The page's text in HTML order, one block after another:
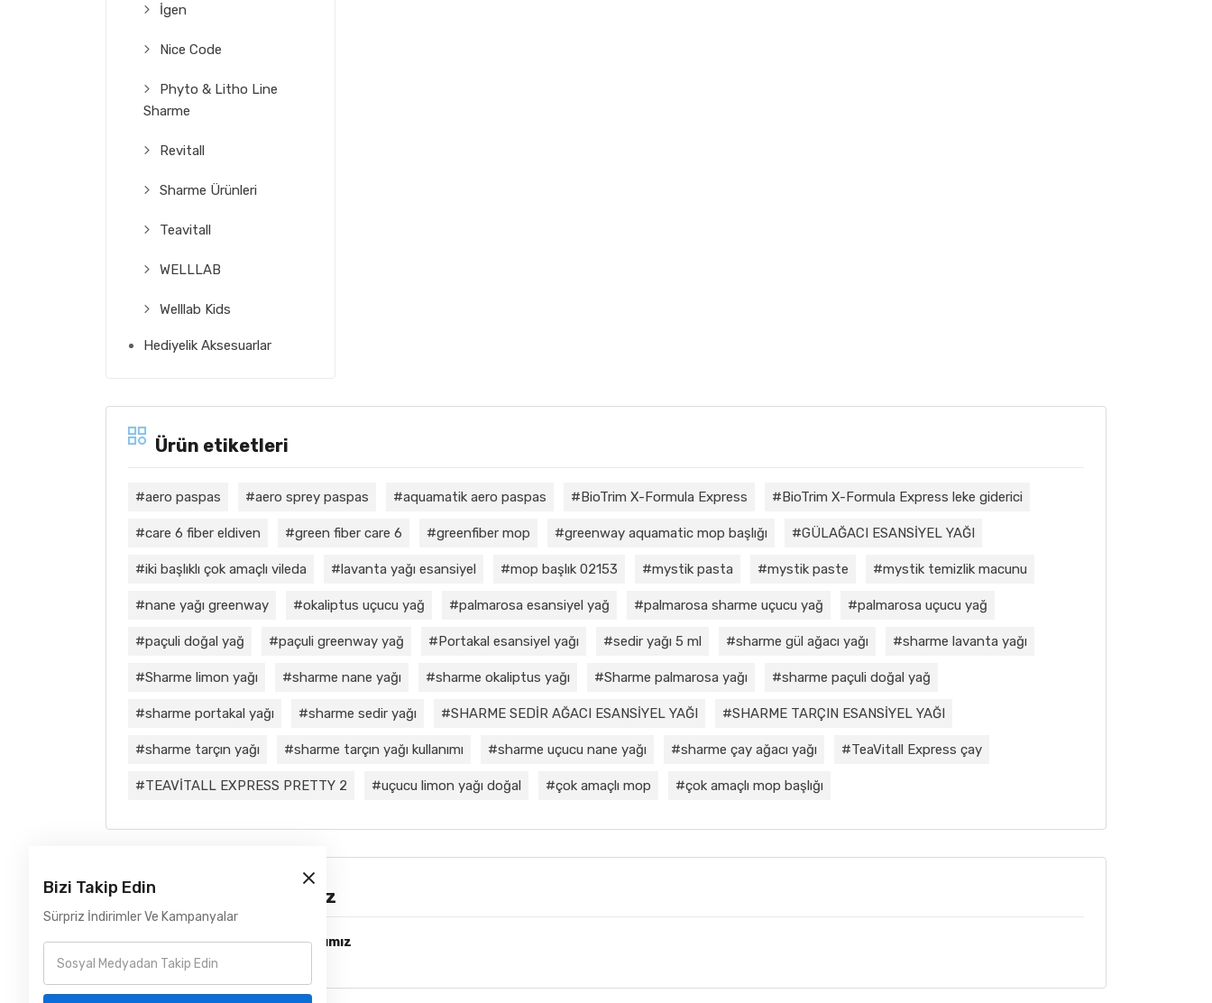
İgen
Nice Code
Phyto & Litho Line
Sharme
Revitall
Sharme Ürünleri
Teavitall
WELLLAB
Welllab Kids
Hediyelik Aksesuarlar
Bizi Takip Edin
Sürpriz İndirimler Ve Kampanyalar
Ürün etiketleri
aero paspas aero sprey paspas aquamatik aero paspas BioTrim X-Formula Express BioTrim X-Formula Express leke giderici
care 6 fiber eldiven green fiber care 6 greenfiber mop greenway aquamatic mop başlığı GÜLAĞACI ESANSİYEL YAĞI
iki başlıklı çok amaçlı vileda lavanta yağı esansiyel mop başlık 02153 mystik pasta mystik paste mystik temizlik macunu
nane yağı greenway okaliptus uçucu yağ palmarosa esansiyel yağ palmarosa sharme uçucu yağ palmarosa uçucu yağ
paçuli doğal yağ paçuli greenway yağ Portakal esansiyel yağı sedir yağı 5 ml sharme gül ağacı yağı sharme lavanta yağı
Sharme limon yağı sharme nane yağı sharme okaliptus yağı Sharme palmarosa yağı sharme paçuli doğal yağ
sharme portakal yağı sharme sedir yağı SHARME SEDİR AĞACI ESANSİYEL YAĞI SHARME TARÇIN ESANSİYEL YAĞI
sharme tarçın yağı sharme tarçın yağı kullanımı sharme uçucu nane yağı sharme çay ağacı yağı TeaVitall Express çay
TEAVİTALL EXPRESS PRETTY 2 uçucu limon yağı doğal çok amaçlı mop çok amaçlı mop başlığı
Çözüm Ortaklarımız
Lojistik ve Kurye Çözüm Ortağımız